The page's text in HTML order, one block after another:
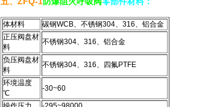
体材料
碳钢WCB、不锈钢304、316、铝合金
正压阀盘材
料
不锈钢304、316、铝合金
负压阀盘材
料
不锈钢304、316、四氟PTFE
环境温度
℃
-30~60